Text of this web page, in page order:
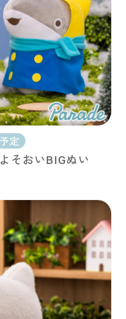
定
そおいBIGぬい